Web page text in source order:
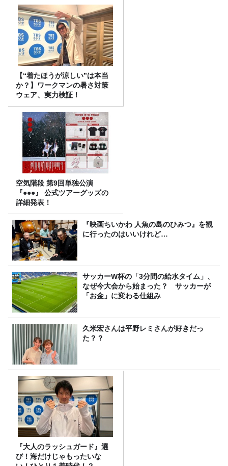
【“着たほうが涼しい”は本当
か？】ワークマンの暑さ対策
ウェア、実力検証！
空気階段 第9回単独公演
『●●●』 公式ツアーグッズの
詳細発表！
『映画ちいかわ 人魚の島のひみつ』を観
に行ったのはいいけれど…
サッカーW杯の「3分間の給水タイム」、
なぜ今大会から始まった？ サッカーが
「お金」に変わる仕組み
久米宏さんは平野レミさんが好きだっ
た？？
『大人のラッシュガード』選
び！海だけじゃもったいな